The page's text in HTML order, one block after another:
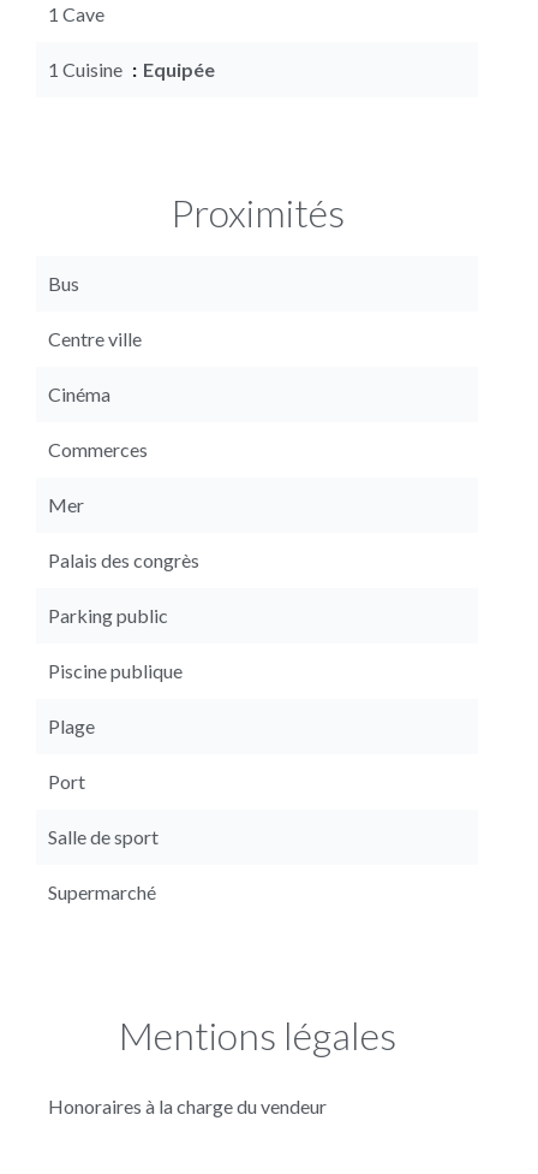
1 Cave
1 Cuisine Equipée
Proximités
Bus
Centre ville
Cinéma
Commerces
Mer
Palais des congrès
Parking public
Piscine publique
Plage
Port
Salle de sport
Supermarché
Mentions légales
Honoraires à la charge du vendeur